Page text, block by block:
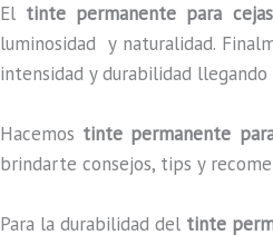
El tinte permanente para
luminosidad y naturalidad.
intensidad y durabilidad
Hacemos tinte permanente
brindarte consejos, tips y
Para la durabilidad del tinte